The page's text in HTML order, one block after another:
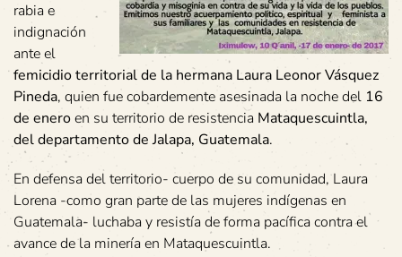
rabia e
indignación
ante el
femicidio territorial de la hermana Laura Leonor Vásquez
Pineda, quien fue cobardemente asesinada la noche del 16
de eneroen su territorio de resistencia Mataquescuintla,
del departamento de Jalapa, Guatemala.
En defensa del territorio- cuerpo de su comunidad, Laura
Lorena -como gran parte de las mujeres indígenas en
Guatemala- luchaba y resistía de forma pacífica contra el
avance de la minería en Mataquescuintla.